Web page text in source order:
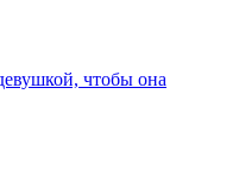
чтобы она